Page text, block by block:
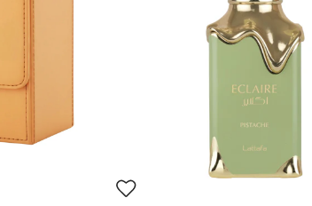
LÄGG I VARUKORG